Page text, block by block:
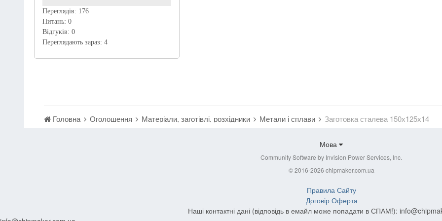
Переглядів: 176
Питань: 0
Відгуків: 0
Переглядають зараз: 4
Головна Оголошення Матеріали, заготівлі, розхідники Метали і сплави Заготовка сталева 150х125х14
Мова
Community Software by Invision Power Services, Inc.
© 2016-2026 chipmaker.com.ua
Правила Сайту
Договір Оферта
Наші контактні дані (відповідь в емайл може попадати в СПАМ!):